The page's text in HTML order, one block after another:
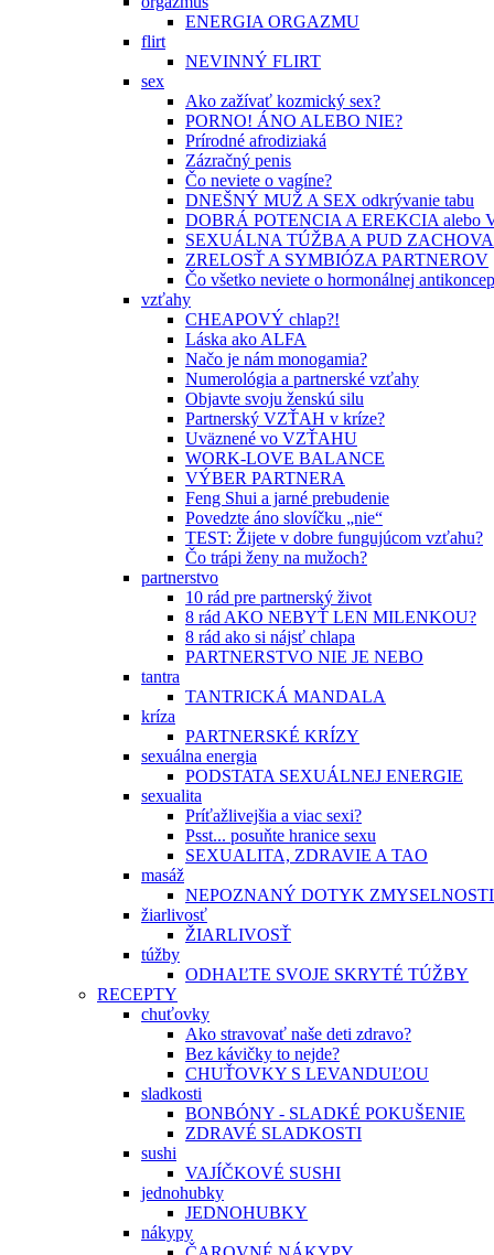
ENERGIA ORGAZMU
flirt
NEVINNÝ FLIRT
sex
Ako zažívať kozmický sex?
PORNO! ÁNO ALEBO NIE?
Prírodné afrodiziaká
Zázračný penis
Čo neviete o vagíne?
DNEŠNÝ MUŽ A SEX odkrývanie tabu
DOBRÁ POTENCIA A EREKCIA
SEXUÁLNA TÚŽBA A PUD
ZRELOSŤ A SYMBIÓZA PARTNEROV
Čo všetko neviete o hormonálnej
vzťahy
CHEAPOVÝ chlap?!
Láska ako ALFA
Načo je nám monogamia?
Numerológia a partnerské vzťahy
Objavte svoju ženskú silu
Partnerský VZŤAH v kríze?
Uväznené vo VZŤAHU
WORK-LOVE BALANCE
VÝBER PARTNERA
Feng Shui a jarné prebudenie
Povedzte áno slovíčku „nie“
TEST: Žijete v dobre fungujúcom vzťahu?
Čo trápi ženy na mužoch?
partnerstvo
10 rád pre partnerský život
8 rád AKO NEBYŤ LEN MILENKOU?
8 rád ako si nájsť chlapa
PARTNERSTVO NIE JE NEBO
tantra
TANTRICKÁ MANDALA
kríza
PARTNERSKÉ KRÍZY
sexuálna energia
PODSTATA SEXUÁLNEJ ENERGIE
sexualita
Príťažlivejšia a viac sexi?
Psst... posuňte hranice sexu
SEXUALITA, ZDRAVIE A TAO
masáž
NEPOZNANÝ DOTYK ZMYSELNOSTI
žiarlivosť
ŽIARLIVOSŤ
túžby
ODHAĽTE SVOJE SKRYTÉ TÚŽBY
RECEPTY
chuťovky
Ako stravovať naše deti zdravo?
Bez kávičky to nejde?
CHUŤOVKY S LEVANDUĽOU
sladkosti
BONBÓNY - SLADKÉ POKUŠENIE
ZDRAVÉ SLADKOSTI
sushi
VAJÍČKOVÉ SUSHI
jednohubky
JEDNOHUBKY
nákypy